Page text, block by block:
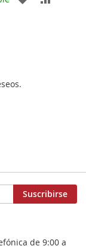
Suscribirse
de 9:00 a